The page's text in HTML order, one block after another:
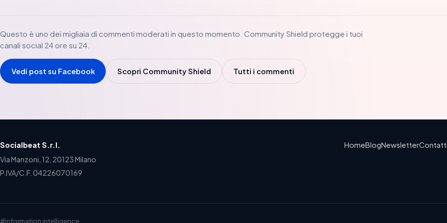
Questo è uno dei migliaia di commenti moderati in questo momento. Community Shield protegge i tuoi
canali social 24 ore su 24.
Vedi post su Facebook Scopri Community Shield Tutti i commenti
Socialbeat S.r.l.
Via Manzoni, 12, 20123 Milano
P.IVA/C.F. 04226070169
HomeBlogNewsletter
#information intelligence